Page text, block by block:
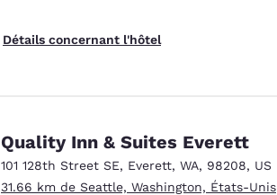
Détails concernant l'hôtel
Quality Inn & Suites Everett
101 128th Street SE, Everett, WA, 98208, US
31.66 km de Seattle, Washington, États-Unis